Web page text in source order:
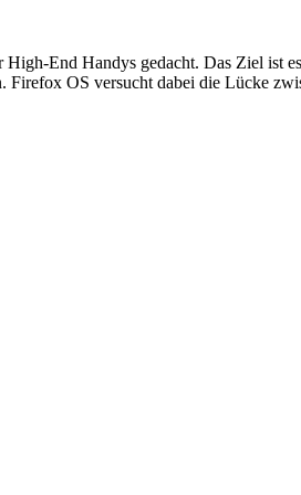
End Handys gedacht. Das Ziel ist
OS versucht dabei die Lücke